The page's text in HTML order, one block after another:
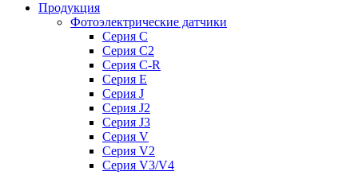
Продукция
Фотоэлектрические датчики
Серия C
Серия C2
Серия C-R
Серия E
Серия J
Серия J2
Серия J3
Серия V
Серия V2
Серия V3/V4